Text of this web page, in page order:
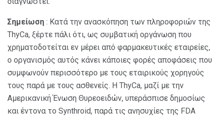
Σημείωση : Κατά την ανασκόπηση των πληροφοριών της
ThyCa, ξέρτε πάλι ότι, ως συμβατική οργάνωση που
χρηματοδοτείται εν μέρει από φαρμακευτικές εταιρείες,
ο οργανισμός αυτός κάνει κάποιες φορές αποφάσεις που
συμφωνούν περισσότερο με τους εταιρικούς χορηγούς
τους παρά με τους ασθενείς. Η ThyCa, μαζί με την
Αμερικανική Ένωση Θυρεοειδών, υπεράσπισε δημοσίως
και έντονα το Synthroid, παρά τις ανησυχίες της FDA